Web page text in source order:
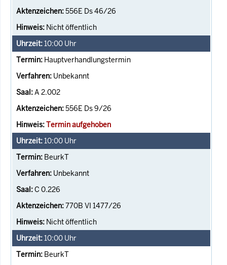
556E Ds 46/26
Nicht öffentlich
10:00 Uhr
Hauptverhandlungstermin
Unbekannt
A 2.002
556E Ds 9/26
Termin aufgehoben
10:00 Uhr
BeurkT
Unbekannt
C 0.226
770B VI 1477/26
Nicht öffentlich
10:00 Uhr
BeurkT